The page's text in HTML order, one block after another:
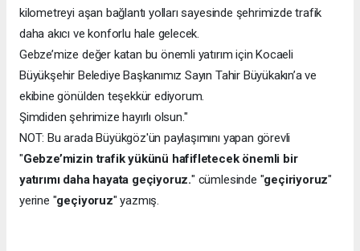
kilometreyi aşan bağlantı yolları sayesinde şehrimizde trafik
daha akıcı ve konforlu hale gelecek.
Gebze’mize değer katan bu önemli yatırım için Kocaeli
Büyükşehir Belediye Başkanımız Sayın Tahir Büyükakın’a ve
ekibine gönülden teşekkür ediyorum.
Şimdiden şehrimize hayırlı olsun."
NOT: Bu arada Büyükgöz'ün paylaşımını yapan görevli
"Gebze’mizin trafik yükünü hafifletecek önemli bir
yatırımı daha hayata geçiyoruz." cümlesinde "geçiriyoruz"
yerine "geçiyoruz" yazmış.